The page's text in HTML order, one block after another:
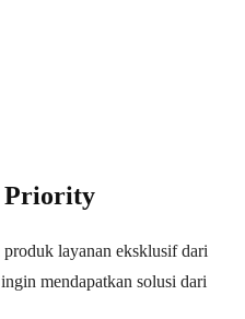
Priority
layanan eksklusif dari
mendapatkan solusi dari